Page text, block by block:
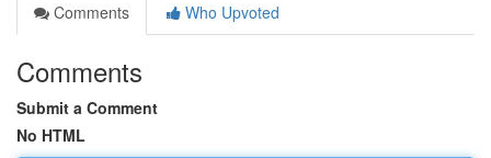
Comments
Who Upvoted
Comments
Submit a Comment
No HTML